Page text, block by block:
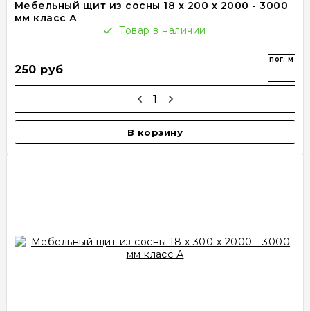
Мебельный щит из сосны 18 х 200 х 2000 - 3000
мм класс А
Товар в наличии
250 руб
пог. м
В корзину